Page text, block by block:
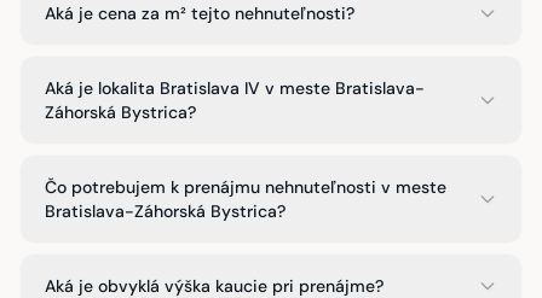
Aká je cena za m² tejto nehnuteľnosti?
Aká je lokalita Bratislava IV v meste Bratislava-
Záhorská Bystrica?
Čo potrebujem k prenájmu nehnuteľnosti v meste
Bratislava-Záhorská Bystrica?
Aká je obvyklá výška kaucie pri prenájme?